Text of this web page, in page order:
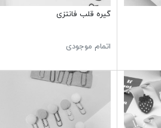
گیره قلب فانتزی
اتمام موجودی